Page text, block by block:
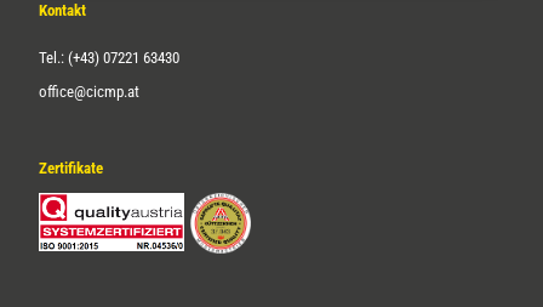
Kontakt
Tel.: (+43) 07221 63430
office@cicmp.at
Zertifikate